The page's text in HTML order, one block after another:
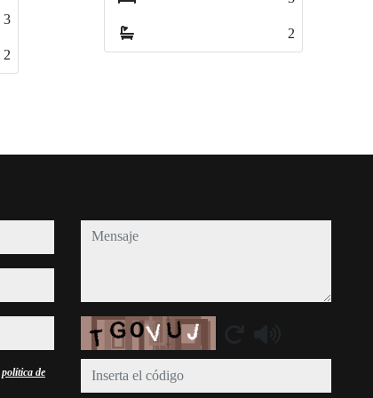
11
política de
mensaje
Captcha